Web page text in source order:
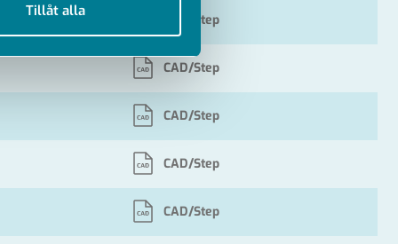
Tillåt alla
CAD/Step
CAD/Step
CAD/Step
CAD/Step
CAD/Step